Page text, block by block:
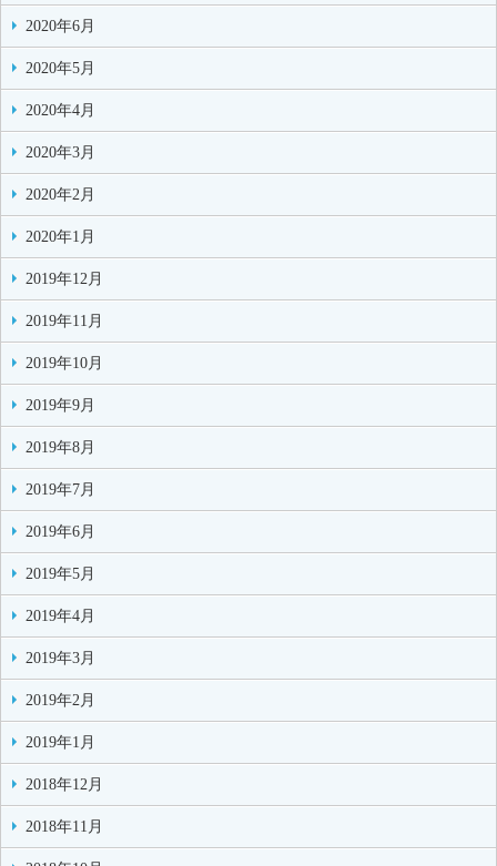
2020年6月
2020年5月
2020年4月
2020年3月
2020年2月
2020年1月
2019年12月
2019年11月
2019年10月
2019年9月
2019年8月
2019年7月
2019年6月
2019年5月
2019年4月
2019年3月
2019年2月
2019年1月
2018年12月
2018年11月